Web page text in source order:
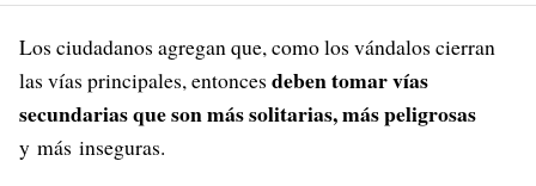
Los ciudadanos agregan que, como los vándalos cierran
las vías principales, entonces deben tomar vías
secundarias que son más solitarias, más peligrosas
y más inseguras.